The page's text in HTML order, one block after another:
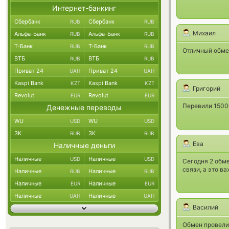
Михаил
Отличный
Григорий
Перевили
Ева
Сегодня 2
связи, а это
Василий
Обмен
Интернет-банкинг
Сбербанк RUB Сбербанк RUB
Альфа-Банк RUB Альфа-Банк RUB
Т-Банк RUB Т-Банк RUB
ВТБ RUB ВТБ RUB
Приват 24 UAH Приват 24 UAH
Kaspi Bank KZT Kaspi Bank KZT
Revolut EUR Revolut EUR
Денежные переводы
WU USD WU USD
ЗК RUB ЗК RUB
Наличные деньги
Наличные USD Наличные USD
Наличные RUB Наличные RUB
Наличные EUR Наличные EUR
Наличные UAH Наличные UAH